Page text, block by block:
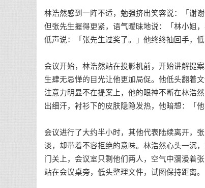
林浩然感到一阵不适，勉强挤出笑容说：「谢
但张先生握得更紧，语气曖昧地说：「林小姐
低声说：「张先生过奖了。」他终终抽回手，
会议开始，林浩然站在投影机前，开始讲解提
生肆无忌惮的目光让他更加局促。他低头翻着
注意力明显不在提案上，他的眼神不断在林浩
出细汗，衬衫下的皮肤隐隐发热，他暗想：「
会议进行了大约半小时，其他代表陆续离开，
淡，却带着不容拒绝的意味。林浩然心头一沉
门关上，会议室只剩他们两人，空气中瀰漫着
站在会议桌旁，低头整理文件，试图保持距离。